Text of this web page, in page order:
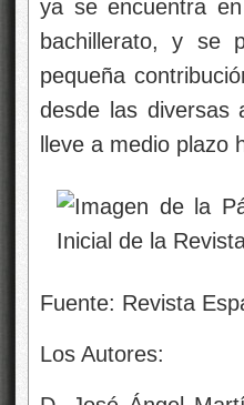
D. José Ángel
Concejo Superior
/CSIC/INTA),
Domingo, del
de Investigaciones
7 por Emilio Silvera ~